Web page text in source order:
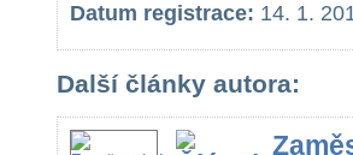
Datum registrace: 14. 1.
Další články autora: